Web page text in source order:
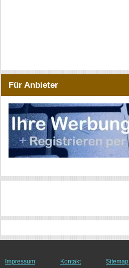
Für Anbieter
Impressum Kontakt Sitemap